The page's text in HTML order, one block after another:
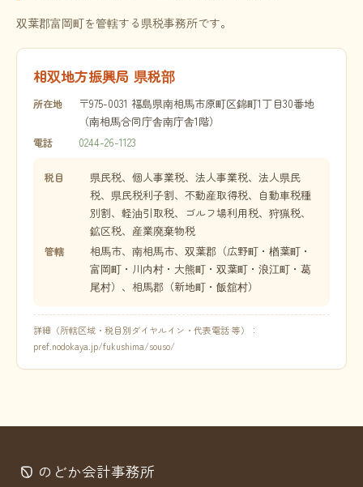
双葉郡富岡町を管轄する県税事務所です。
相双地方振興局 県税部
所在地
〒975-0031 福島県南相馬市原町区錦町1丁目30番地
（南相馬合同庁舎南庁舎1階）
電話 0244-26-1123
税目
県民税、個人事業税、法人事業税、法人県民
税、県民税利子割、不動産取得税、自動車税種
別割、軽油引取税、ゴルフ場利用税、狩猟税、
鉱区税、産業廃棄物税
管轄
相馬市、南相馬市、双葉郡（広野町・楢葉町・
富岡町・川内村・大熊町・双葉町・浪江町・葛
尾村）、相馬郡（新地町・飯舘村）
詳細（所轄区域・税目別ダイヤルイン・代表電話 等）：
pref.nodokaya.jp/fukushima/souso/
のどか会計事務所